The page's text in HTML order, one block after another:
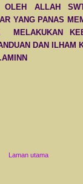
ALLAH
YANG PANAS
MELAKUKAN
DAN ILHAM
Laman utama